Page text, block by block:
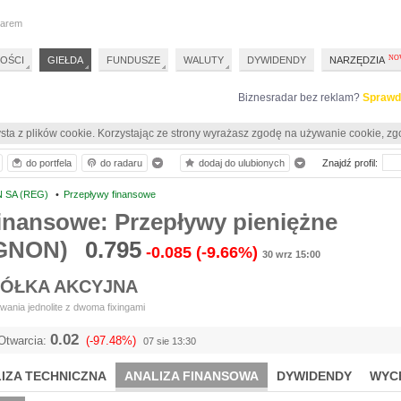
Biznesradar bez reklam?
z plików cookie. Korzystając ze strony wyrażasz zgodę na używanie cookie,
SA (REG) • Przepływy finansowe
Przepływy pieniężne
0.795 -0.085 (-9.66%) 30 wrz 15:00
AKCYJNA
jednolite z dwoma fixingami
0.02 (-97.48%) 07 sie 13:30
TECHNICZNA ANALIZA FINANSOWA DYWIDENDY
do portfela do radaru dodaj do ulubionych Znajdź profil:
GIEŁDA FUNDUSZE WALUTY DYWIDENDY NARZĘDZIA